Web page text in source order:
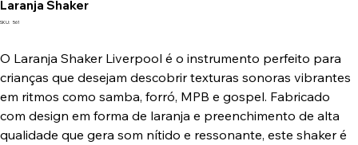
Laranja Shaker
SKU: SKU
561
O Laranja Shaker Liverpool é o instrumento perfeito para
crianças que desejam descobrir texturas sonoras vibrantes
em ritmos como samba, forró, MPB e gospel. Fabricado
com design em forma de laranja e preenchimento de alta
qualidade que gera som nítido e ressonante, este shaker é